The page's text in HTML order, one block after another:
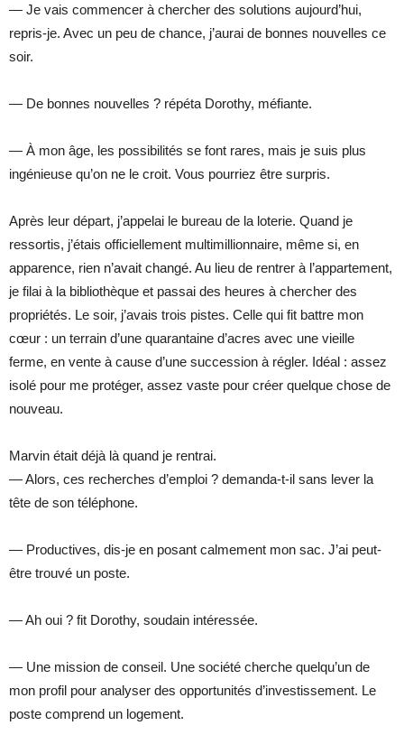
— Je vais commencer à chercher des solutions aujourd’hui,
repris-je. Avec un peu de chance, j’aurai de bonnes nouvelles ce
soir.
— De bonnes nouvelles ? répéta Dorothy, méfiante.
— À mon âge, les possibilités se font rares, mais je suis plus
ingénieuse qu’on ne le croit. Vous pourriez être surpris.
Après leur départ, j’appelai le bureau de la loterie. Quand je
ressortis, j’étais officiellement multimillionnaire, même si, en
apparence, rien n’avait changé. Au lieu de rentrer à l’appartement,
je filai à la bibliothèque et passai des heures à chercher des
propriétés. Le soir, j’avais trois pistes. Celle qui fit battre mon
cœur : un terrain d’une quarantaine d’acres avec une vieille
ferme, en vente à cause d’une succession à régler. Idéal : assez
isolé pour me protéger, assez vaste pour créer quelque chose de
nouveau.
Marvin était déjà là quand je rentrai.
— Alors, ces recherches d’emploi ? demanda-t-il sans lever la
tête de son téléphone.
— Productives, dis-je en posant calmement mon sac. J’ai peut-
être trouvé un poste.
— Ah oui ? fit Dorothy, soudain intéressée.
— Une mission de conseil. Une société cherche quelqu’un de
mon profil pour analyser des opportunités d’investissement. Le
poste comprend un logement.